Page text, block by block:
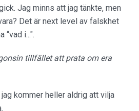
Jag minns att jag tänkte, men
Det är next level av falskhet
“vad i...".
tillfället att prata om era
kommer heller aldrig att vilja